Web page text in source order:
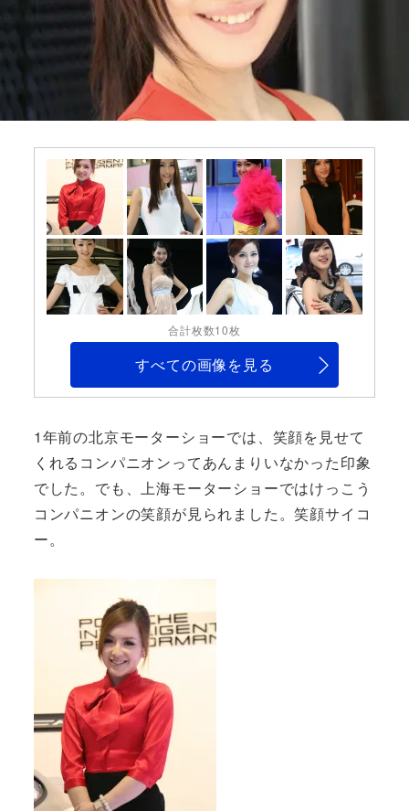
合計枚数10枚
すべての画像を見る
1年前の北京モーターショーでは、笑顔を見せて
くれるコンパニオンってあんまりいなかった印象
でした。でも、上海モーターショーではけっこう
コンパニオンの笑顔が見られました。笑顔サイコ
ー。